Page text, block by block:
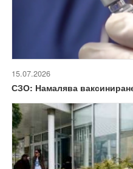
15.07.2026
СЗО: Намалява